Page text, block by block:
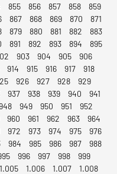
855 856 857 858
859
867 868 869 870
871
879 880 881 882
883
891 892 893 894
895
903 904 905
906
914 915 916 917
918
926 927 928
929
937 938 939 940
941
949 950 951
952
960 961 962 963
964
972 973 974 975
976
984 985 986 987
988
996 997 998
999
1.005 1.006 1.007
1.008